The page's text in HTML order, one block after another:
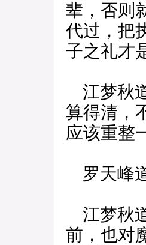
辈，否则
代过，把
子之礼才
江梦秋
算得清，
应该重整
罗天峰
江梦秋
前，也对